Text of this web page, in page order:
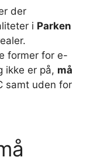
der
i Parken
former for e-
ikke er på, må
samt uden for